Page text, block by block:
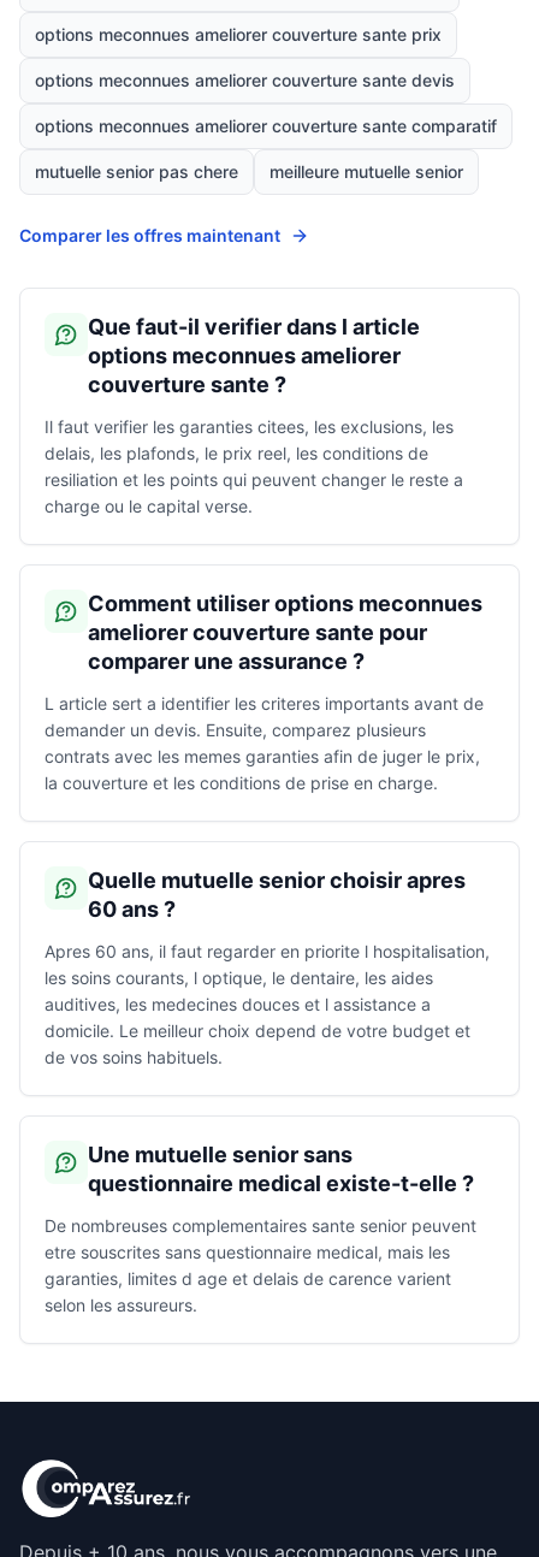
options meconnues ameliorer couverture sante prix
options meconnues ameliorer couverture sante devis
options meconnues ameliorer couverture sante comparatif
mutuelle senior pas chere meilleure mutuelle senior
Comparer les offres maintenant
Que faut-il verifier dans l article
options meconnues ameliorer
couverture sante ?
Il faut verifier les garanties citees, les exclusions, les
delais, les plafonds, le prix reel, les conditions de
resiliation et les points qui peuvent changer le reste a
charge ou le capital verse.
Comment utiliser options meconnues
ameliorer couverture sante pour
comparer une assurance ?
L article sert a identifier les criteres importants avant de
demander un devis. Ensuite, comparez plusieurs
contrats avec les memes garanties afin de juger le prix,
la couverture et les conditions de prise en charge.
Quelle mutuelle senior choisir apres
60 ans ?
Apres 60 ans, il faut regarder en priorite l hospitalisation,
les soins courants, l optique, le dentaire, les aides
auditives, les medecines douces et l assistance a
domicile. Le meilleur choix depend de votre budget et
de vos soins habituels.
Une mutuelle senior sans
questionnaire medical existe-t-elle ?
De nombreuses complementaires sante senior peuvent
etre souscrites sans questionnaire medical, mais les
garanties, limites d age et delais de carence varient
selon les assureurs.
Depuis + 10 ans, nous vous accompagnons vers une